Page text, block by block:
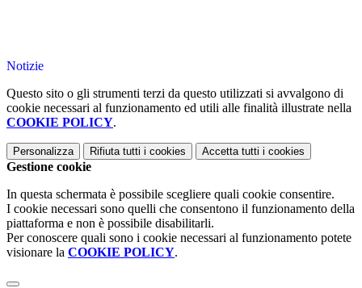
Notizie
Questo sito o gli strumenti terzi da questo utilizzati si avvalgono di
cookie necessari al funzionamento ed utili alle finalità illustrate nella
COOKIE POLICY.
Personalizza Rifiuta tutti i cookies Accetta tutti i cookies
Gestione cookie
In questa schermata è possibile scegliere quali cookie consentire.
I cookie necessari sono quelli che consentono il funzionamento della
piattaforma e non è possibile disabilitarli.
Per conoscere quali sono i cookie necessari al funzionamento potete
visionare la COOKIE POLICY.